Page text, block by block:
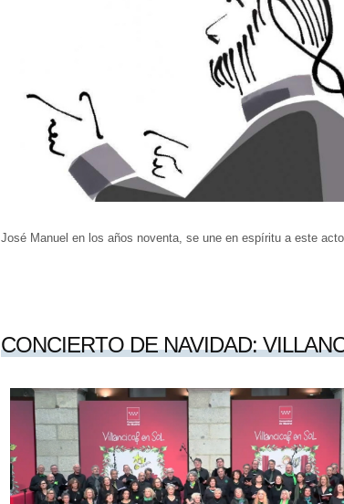
José Manuel en los años noventa, se une en espíritu a este
CONCIERTO DE NAVIDAD: